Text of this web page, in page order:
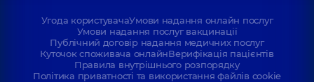
Угода користувачаУмови надання онлайн послуг
Умови надання послуг вакцинації
Публічний договір надання медичних послуг
Куточок споживача онлайнВерифікація пацієнтів
Правила внутрішнього розпорядку
Політика приватності та використання файлів cookie